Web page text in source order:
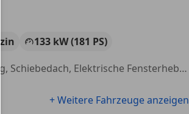
133 kW (181 PS)
Elektrische Sitze, Sitzheizung, Scheckheftgepflegt, Anhängerkupplung, Schiebedach, Elektrische Fensterheber, Einparkhilfe Rückfahrkamera, Abstandstempomat
+ Weitere Fahrzeuge anzeigen